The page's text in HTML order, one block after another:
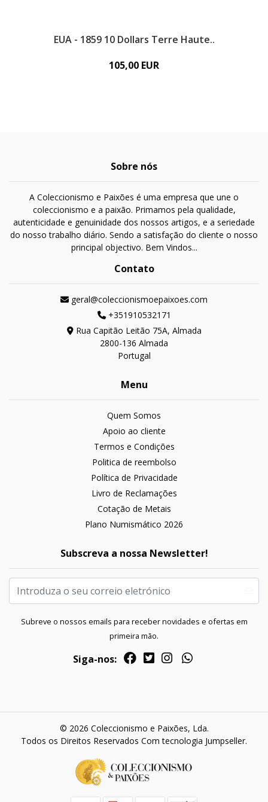
EUA - 1859 10 Dollars Terre Haute..
105,00 EUR
Sobre nós
A Coleccionismo e Paixões é uma empresa que une o
coleccionismo e a paixão. Primamos pela qualidade,
autenticidade e genuinidade dos nossos artigos, e a seriedade
do nosso trabalho diário. Sendo a satisfação do cliente o nosso
principal objectivo. Bem Vindos...
Contato
geral@coleccionismoepaixoes.com
+351910532171
Rua Capitão Leitão 75A, Almada
2800-136 Almada
Portugal
Menu
Quem Somos
Apoio ao cliente
Termos e Condições
Politica de reembolso
Política de Privacidade
Livro de Reclamações
Cotação de Metais
Plano Numismático 2026
Subscreva a nossa Newsletter!
Subreve o nossos emails para receber novidades e ofertas em
primeira mão.
Siga-nos:
© 2026 Coleccionismo e Paixões, Lda.
Todos os Direitos Reservados Com tecnologia Jumpseller.